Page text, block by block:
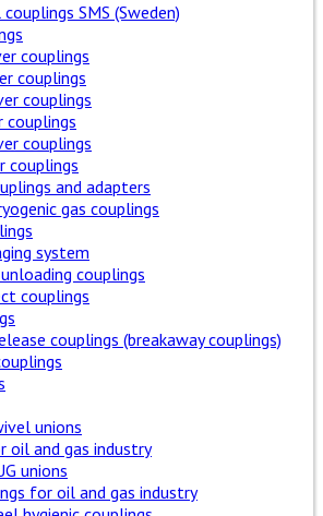
SMS (Sweden)
couplings
couplings
couplings
couplings
couplings
couplings
and adapters
gas couplings
system
couplings
couplings
couplings (breakaway couplings)
unions
oil and gas industry
unions
for oil and gas industry